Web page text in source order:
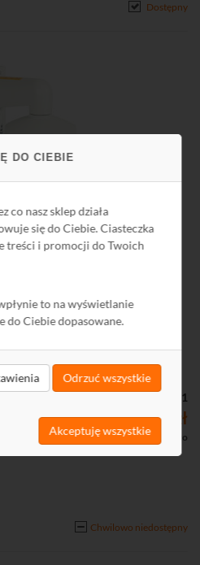
DO CIEBIE
co nasz sklep działa
się do Ciebie. Ciasteczka
treści i promocji do Twoich
to na wyświetlanie
do Ciebie dopasowane.
Odrzuć wszystkie
Akceptuję wszystkie
Dostępny
140 do kamer HIkvision
przeznaczony jest do kamer
mm
Kod: M51321
179,58 zł
146,00 zł netto
Chwilowo niedostępny